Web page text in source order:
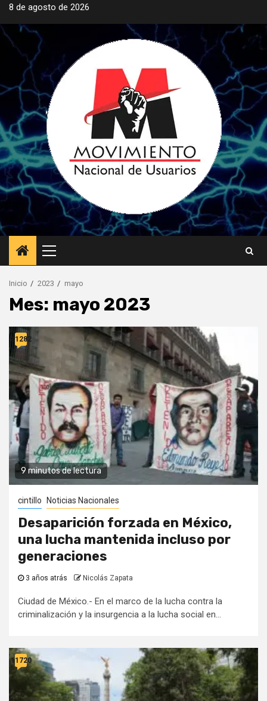
Saltar
contenido
8 de agosto de 2026
Menú
principal
Inicio 2023 mayo
Mes: mayo 2023
9 minutos de lectura
11282
cintillo Noticias Nacionales
Desaparición forzada en México,
una lucha mantenida incluso por
generaciones
3 años atrás Nicolás Zapata
Ciudad de México.- En el marco de la lucha contra la
criminalización y la insurgencia a la lucha social en...
11720